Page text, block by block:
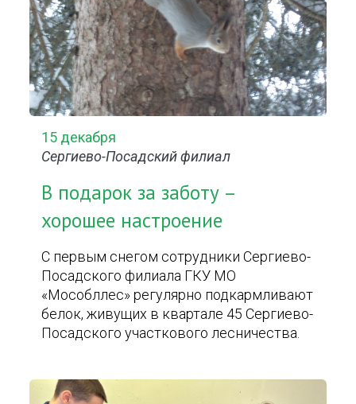
15 декабря
Сергиево-Посадский филиал
В подарок за заботу –
хорошее настроение
С первым снегом сотрудники Сергиево-
Посадского филиала ГКУ МО
«Мособллес» регулярно подкармливают
белок, живущих в квартале 45 Сергиево-
Посадского участкового лесничества.